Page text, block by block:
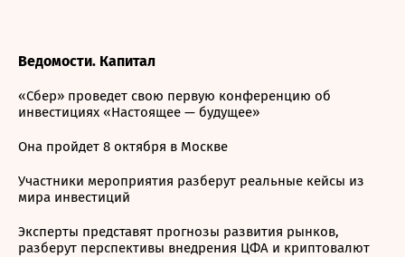
Ведомости. Капитал
«Сбер» проведет свою первую конференцию об
инвестициях «Настоящее — будущее»
Она пройдет 8 октября в Москве
Участники мероприятия разберут реальные кейсы из
мира инвестиций
Эксперты представят прогнозы развития рынков,
разберут перспективы внедрения ЦФА и криптовалют